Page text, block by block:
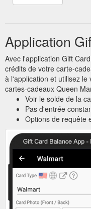
Application
Avec l'application Gift
crédits de votre carte-
à l'application et utilisez
cartes-cadeaux Queen
Voir le solde de la
Pas d'entrée
Options de requête